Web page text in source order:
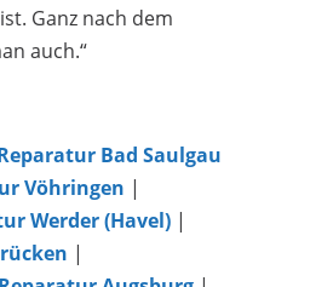
Ganz nach dem
auch.“
Bad Saulgau
Vöhringen |
Werder (Havel) |
|